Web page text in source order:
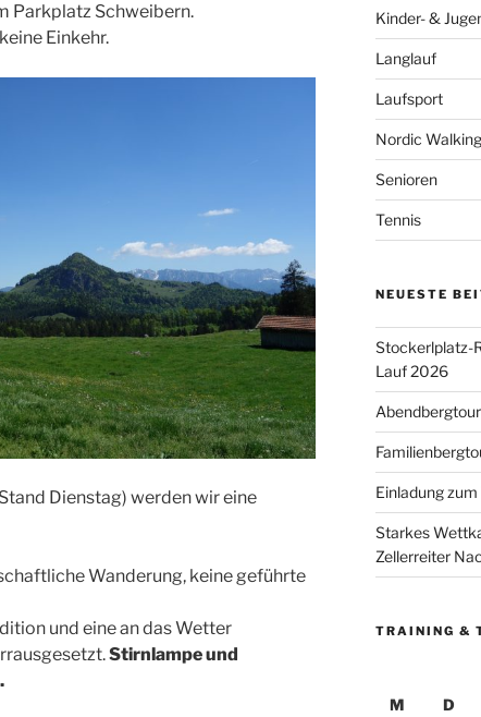
Parkplatz Schweibern.
Einkehr.
Dienstag) werden wir eine
Wanderung, keine geführte
und eine an das Wetter
Stirnlampe und
Kinder- &
Langlauf
Laufsport
Nordic Walking
Senioren
Tennis
NEUESTE
Stockerlplatz-
Lauf 2026
Einladung
Starkes
Zellerreiter
TRAINING &
M
D